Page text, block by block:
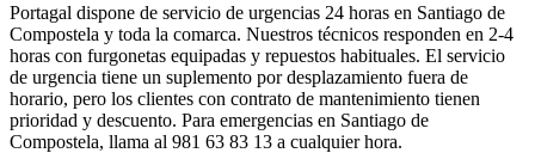
Portagal dispone de servicio de urgencias 24 horas en Santiago de
Compostela y toda la comarca. Nuestros técnicos responden en 2-4
horas con furgonetas equipadas y repuestos habituales. El servicio
de urgencia tiene un suplemento por desplazamiento fuera de
horario, pero los clientes con contrato de mantenimiento tienen
prioridad y descuento. Para emergencias en Santiago de
Compostela, llama al 981 63 83 13 a cualquier hora.